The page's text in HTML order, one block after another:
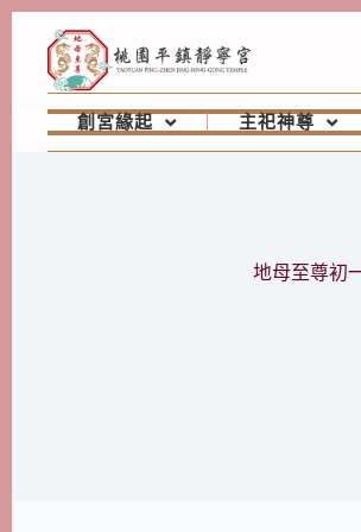
創宮緣起 主祀神尊
地母至尊初